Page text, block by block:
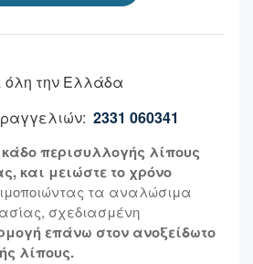
όλη την Ελλάδα
2331 060341
περισυλλογής λίπους
και μειώστε το χρόνο
τα αναλώσιμα
σχεδιασμένη
επάνω στον ανοξείδωτο
λίπους.